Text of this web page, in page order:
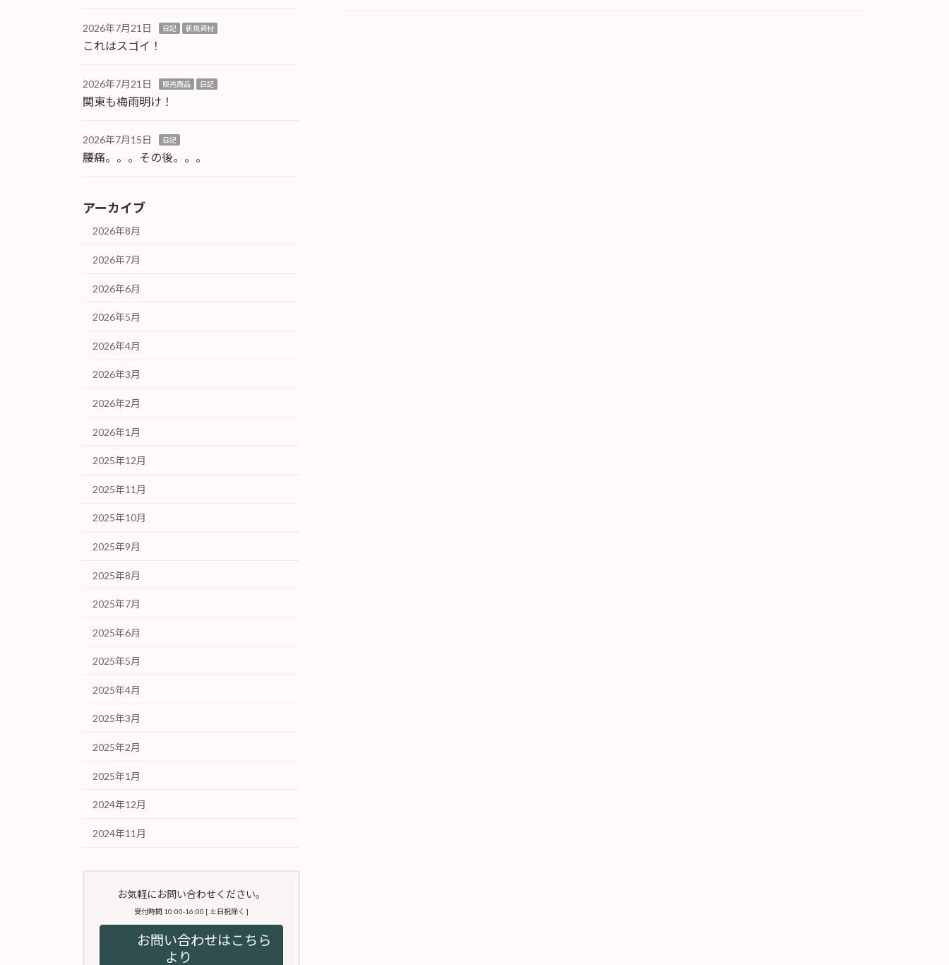
2026年7月21日 日記 新規資材
これはスゴイ！
2026年7月21日 販売商品 日記
関東も梅雨明け！
2026年7月15日 日記
腰痛。。。その後。。。
アーカイブ
2026年8月
2026年7月
2026年6月
2026年5月
2026年4月
2026年3月
2026年2月
2026年1月
2025年12月
2025年11月
2025年10月
2025年9月
2025年8月
2025年7月
2025年6月
2025年5月
2025年4月
2025年3月
2025年2月
2025年1月
2024年12月
2024年11月
お気軽にお問い合わせください。
受付時間 10:00-16:00 [ 土日祝除く ]
お問い合わせはこちら
より